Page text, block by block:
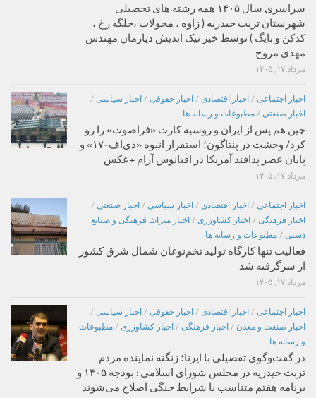
سراسری سال ۱۴۰۵ همه رشته های تحصیلی
شهرستان تربت حیدریه ( زاوه ، محولات ،جلگه رخ ،
کدکن و بایگ ) توسط خیر نیک اندیش دیارمان مهندس
مهدی مروج
مرداد ۱۷, ۱۴۰۵
اخبار اجتماعی / اخبار اقتصادی / اخبار حقوقی / اخبار سیاسی /
اخبار صنعتی / مطبوعات و رسانه ها
چین هم پس از ایران و روسیه کارت «فراصوت» را رو
کرد/ وحشت در پنتاگون؛ استقرار انبوه «دی‌اف‑۱۷» و
پایان عصر پدافند آمریکا در اقیانوس آرام +عکس
مرداد ۱۷, ۱۴۰۵
اخبار اجتماعی / اخبار اقتصادی / اخبار سیاسی / اخبار صنعتی /
اخبار فرهنگی / اخبار کشاورزی / اخبار میراث فرهنگی و صنایع
دستی / مطبوعات و رسانه ها
فعالیت تنها کارگاه تولید تخم‌نوغان شمال شرق کشور
از سرگرفته شد
مرداد ۱۷, ۱۴۰۵
اخبار اجتماعی / اخبار اقتصادی / اخبار حقوقی / اخبار سیاسی /
اخبار صنعت و معدن / اخبار فرهنگی / اخبار کشاورزی / مطبوعات
و رسانه ها
در گفت‌وگوی تفصیلی با ایرنا؛ زنگنه نماینده مردم
تربت حیدریه در مجلس شورای اسلامی : بودجه ۱۴۰۵ و
برنامه هفتم متناسب با شرایط جنگی اصلاح می‌شوند